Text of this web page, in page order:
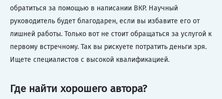
обратиться за помощью в написании ВКР. Научный
руководитель будет благодарен, если вы избавите его от
лишней работы. Только вот не стоит обращаться за услугой к
первому встречному. Так вы рискуете потратить деньги зря.
Ищете специалистов с высокой квалификацией.
Где найти хорошего автора?